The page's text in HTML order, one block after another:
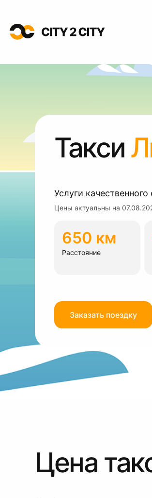
Такси
Услуги
Цены актуальны на
650 км
Расстояние
Заказать поездку
Цена